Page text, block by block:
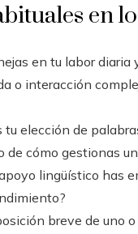
en
en tu labor
o interacción
tu elección de
de cómo gestionas
lingüístico has
breve de uno